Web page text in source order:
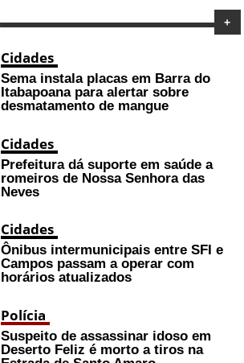
+
Cidades
Sema instala placas em Barra do
Itabapoana para alertar sobre
desmatamento de mangue
Cidades
Prefeitura dá suporte em saúde a
romeiros de Nossa Senhora das
Neves
Cidades
Ônibus intermunicipais entre SFI e
Campos passam a operar com
horários atualizados
Polícia
Suspeito de assassinar idoso em
Deserto Feliz é morto a tiros na